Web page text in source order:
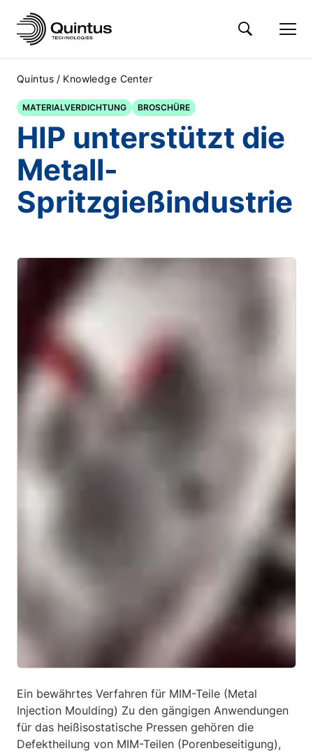
Quintus / Knowledge Center
MATERIALVERDICHTUNG BROSCHÜRE
HIP unterstützt die
Metall-
Spritzgießindustrie
Ein bewährtes Verfahren für MIM-Teile (Metal
Injection Moulding) Zu den gängigen Anwendungen
für das heißisostatische Pressen gehören die
Defektheilung von MIM-Teilen (Porenbeseitigung),